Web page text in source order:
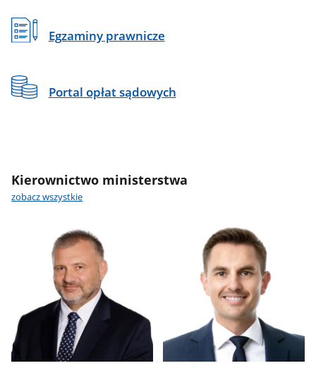
Egzaminy prawnicze
Portal opłat sądowych
Kierownictwo ministerstwa
zobacz wszystkie